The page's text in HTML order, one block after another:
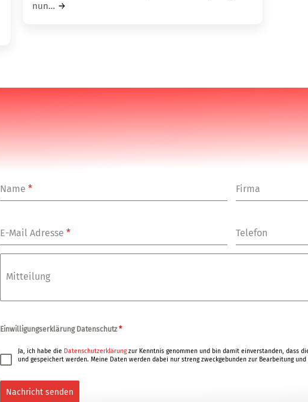
nun…
Name* Firma
E-Mail Adresse* Telefon
Mitteilung
Einwilligungserklärung Datenschutz*
Ja, ich habe die Datenschutzerklärungzur Kenntnis genommen und bin damit einverstanden, dass
und gespeichert werden. Meine Daten werden dabei nur streng zweckgebunden zur Bearbeitung
Nachricht senden